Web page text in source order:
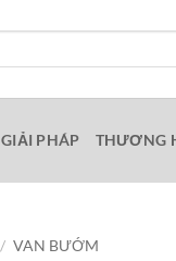
GIẢI PHÁP THƯƠNG
/ VAN BƯỚM